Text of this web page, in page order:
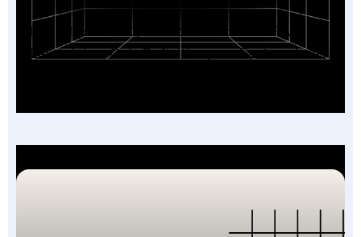
Los 7 Tipos de Operación Salud en la FEV
Electrónica: Guía Definitiva para Facturadores